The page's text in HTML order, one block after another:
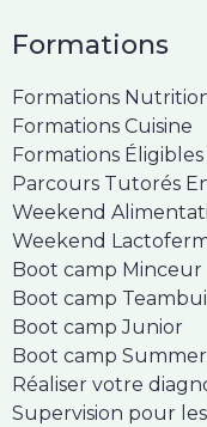
Formations
Formations
Formations Cuisine
Formations Éligibles
Parcours Tutorés
Weekend
Weekend
Boot camp Minceur
Boot camp
Boot camp Junior
Boot camp Summer
Réaliser votre
Supervision pour